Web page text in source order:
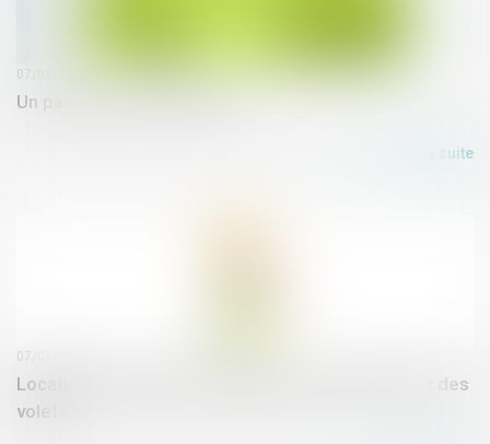
Un pacte vert pour l’Europe
07/01/2020
Lire la suite
Location : qui paie les réparations des fenêtres et des
volets ?
07/01/2020